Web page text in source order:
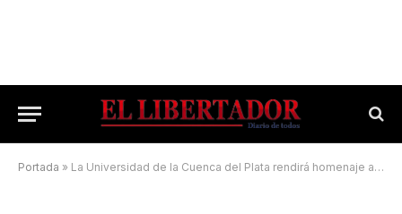
Portada » La Universidad de la Cuenca del Plata rendirá homenaje a Ángel Rodríguez